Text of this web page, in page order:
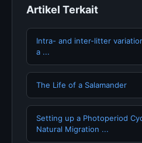
Artikel Terkait
Intra- and inter-litter
a ...
The Life of a Salamander
Setting up a Photoperiod
Natural Migration ...